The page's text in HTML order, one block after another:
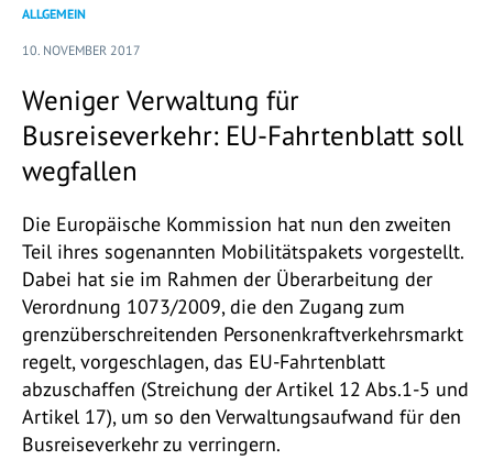
ALLGEMEIN
10. NOVEMBER 2017
Weniger Verwaltung für
Busreiseverkehr: EU-Fahrtenblatt soll
wegfallen
Die Europäische Kommission hat nun den zweiten
Teil ihres sogenannten Mobilitätspakets vorgestellt.
Dabei hat sie im Rahmen der Überarbeitung der
Verordnung 1073/2009, die den Zugang zum
grenzüberschreitenden Personenkraftverkehrsmarkt
regelt, vorgeschlagen, das EU-Fahrtenblatt
abzuschaffen (Streichung der Artikel 12 Abs.1-5 und
Artikel 17), um so den Verwaltungsaufwand für den
Busreiseverkehr zu verringern.